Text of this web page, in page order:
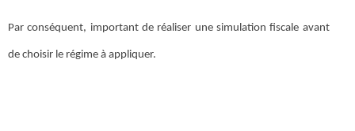
Par conséquent, important de réaliser une simulation fiscale avant
de choisir le régime à appliquer.